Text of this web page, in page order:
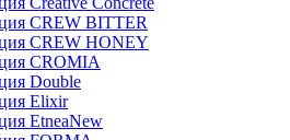
CREW BITTER
CREW HONEY
CROMIA
Double
Elixir
EtneaNew